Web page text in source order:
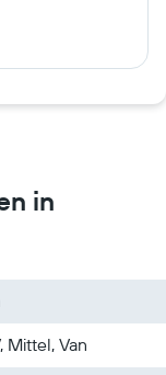
in
Mittel, Van